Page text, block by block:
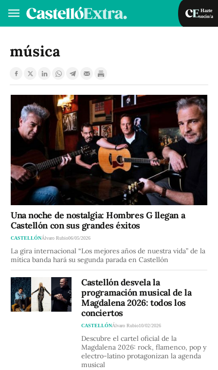
Hazte
socio/a
VA
música
Una noche de nostalgia: Hombres G llegan a
Castellón con sus grandes éxitos
CASTELLÓNÁlvaro Rubio06/05/2026
La gira internacional “Los mejores años de nuestra vida” de la
mítica banda hará su segunda parada en Castellón
Castellón desvela la
programación musical de la
Magdalena 2026: todos los
conciertos
CASTELLÓNÁlvaro Rubio10/02/2026
Descubre el cartel oficial de la
Magdalena 2026: rock, flamenco, pop y
electro-latino protagonizan la agenda
musical